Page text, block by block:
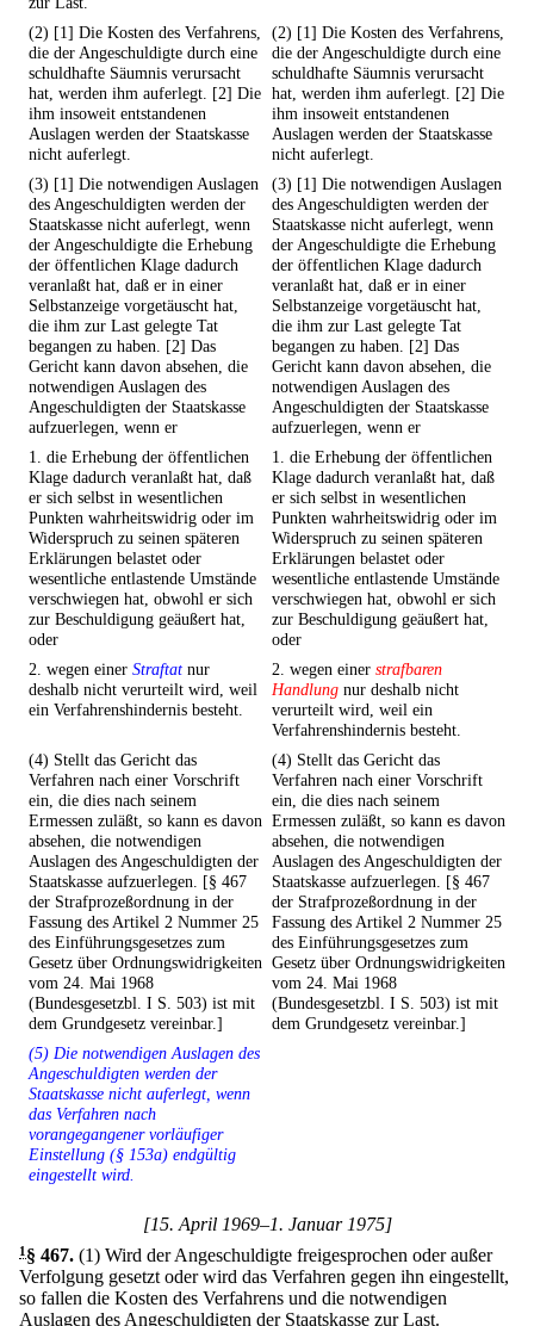
(2) [1] Die Kosten des Verfahrens,
die der Angeschuldigte durch eine
schuldhafte Säumnis verursacht
hat, werden ihm auferlegt. [2] Die
ihm insoweit entstandenen
Auslagen werden der Staatskasse
nicht auferlegt.
(2) [1] Die Kosten des Verfahrens,
die der Angeschuldigte durch eine
schuldhafte Säumnis verursacht
hat, werden ihm auferlegt. [2] Die
ihm insoweit entstandenen
Auslagen werden der Staatskasse
nicht auferlegt.
(3) [1] Die notwendigen Auslagen
des Angeschuldigten werden der
Staatskasse nicht auferlegt, wenn
der Angeschuldigte die Erhebung
der öffentlichen Klage dadurch
veranlaßt hat, daß er in einer
Selbstanzeige vorgetäuscht hat,
die ihm zur Last gelegte Tat
begangen zu haben. [2] Das
Gericht kann davon absehen, die
notwendigen Auslagen des
Angeschuldigten der Staatskasse
aufzuerlegen, wenn er
(3) [1] Die notwendigen Auslagen
des Angeschuldigten werden der
Staatskasse nicht auferlegt, wenn
der Angeschuldigte die Erhebung
der öffentlichen Klage dadurch
veranlaßt hat, daß er in einer
Selbstanzeige vorgetäuscht hat,
die ihm zur Last gelegte Tat
begangen zu haben. [2] Das
Gericht kann davon absehen, die
notwendigen Auslagen des
Angeschuldigten der Staatskasse
aufzuerlegen, wenn er
1. die Erhebung der öffentlichen
Klage dadurch veranlaßt hat, daß
er sich selbst in wesentlichen
Punkten wahrheitswidrig oder im
Widerspruch zu seinen späteren
Erklärungen belastet oder
wesentliche entlastende Umstände
verschwiegen hat, obwohl er sich
zur Beschuldigung geäußert hat,
oder
1. die Erhebung der öffentlichen
Klage dadurch veranlaßt hat, daß
er sich selbst in wesentlichen
Punkten wahrheitswidrig oder im
Widerspruch zu seinen späteren
Erklärungen belastet oder
wesentliche entlastende Umstände
verschwiegen hat, obwohl er sich
zur Beschuldigung geäußert hat,
oder
2. wegen einer Straftat nur
deshalb nicht verurteilt wird, weil
ein Verfahrenshindernis besteht.
2. wegen einer strafbaren
Handlung nur deshalb nicht
verurteilt wird, weil ein
Verfahrenshindernis besteht.
(4) Stellt das Gericht das
Verfahren nach einer Vorschrift
ein, die dies nach seinem
Ermessen zuläßt, so kann es davon
absehen, die notwendigen
Auslagen des Angeschuldigten der
Staatskasse aufzuerlegen. [§ 467
der Strafprozeßordnung in der
Fassung des Artikel 2 Nummer 25
des Einführungsgesetzes zum
Gesetz über Ordnungswidrigkeiten
vom 24. Mai 1968
(Bundesgesetzbl. I S. 503) ist mit
dem Grundgesetz vereinbar.]
(4) Stellt das Gericht das
Verfahren nach einer Vorschrift
ein, die dies nach seinem
Ermessen zuläßt, so kann es davon
absehen, die notwendigen
Auslagen des Angeschuldigten der
Staatskasse aufzuerlegen. [§ 467
der Strafprozeßordnung in der
Fassung des Artikel 2 Nummer 25
des Einführungsgesetzes zum
Gesetz über Ordnungswidrigkeiten
vom 24. Mai 1968
(Bundesgesetzbl. I S. 503) ist mit
dem Grundgesetz vereinbar.]
(5) Die notwendigen Auslagen des
Angeschuldigten werden der
Staatskasse nicht auferlegt, wenn
das Verfahren nach
vorangegangener vorläufiger
Einstellung (§ 153a) endgültig
eingestellt wird.
[15. April 1969–1. Januar 1975]
1§ 467. (1) Wird der Angeschuldigte freigesprochen oder außer
Verfolgung gesetzt oder wird das Verfahren gegen ihn eingestellt,
so fallen die Kosten des Verfahrens und die notwendigen
Auslagen des Angeschuldigten der Staatskasse zur Last.